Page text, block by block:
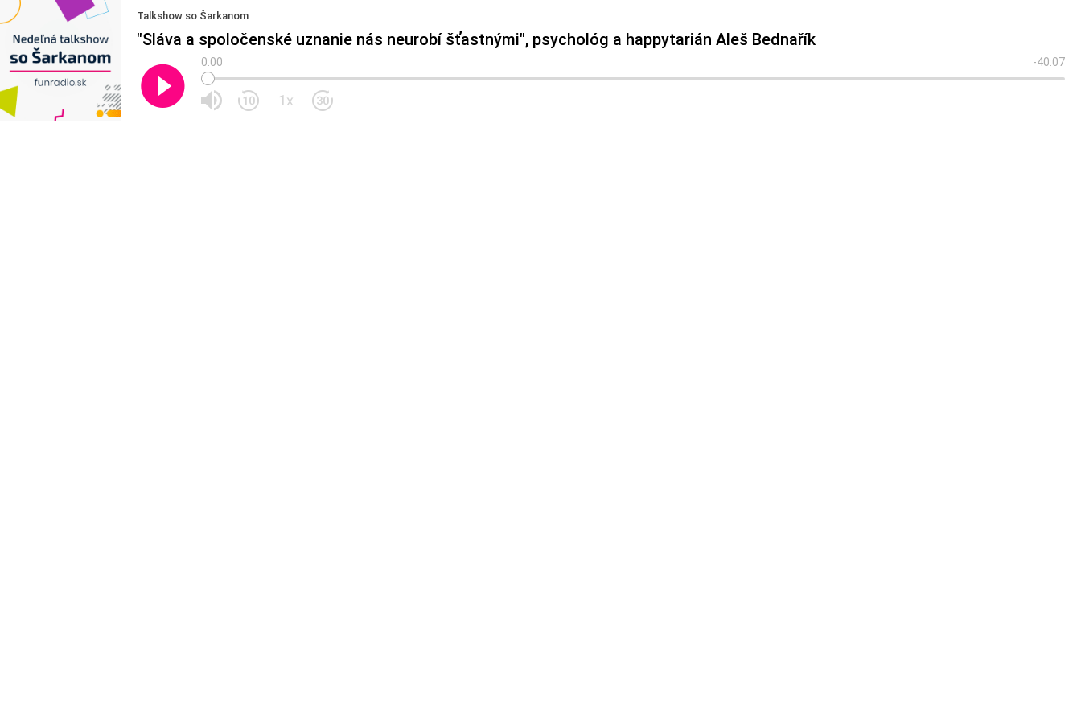
Talkshow so Šarkanom
"Sláva a spoločenské uznanie nás neurobí šťastnými", psychológ a happytarián Aleš Bednařík
0:00 -40:07